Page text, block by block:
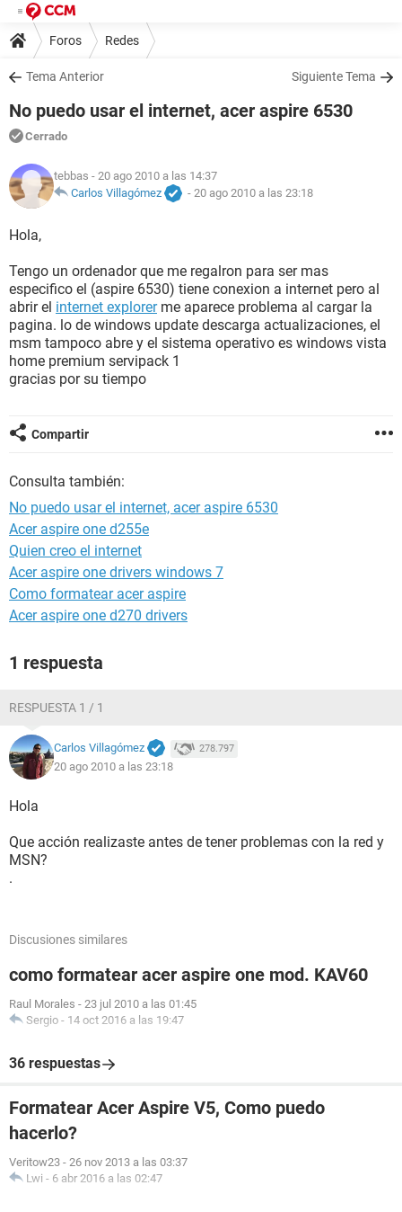
Foros Redes
Tema Anterior Siguiente Tema
No puedo usar el internet, acer aspire 6530
Cerrado
tebbas - 20 ago 2010 a las 14:37
Carlos Villagómez
- 20 ago 2010 a las 23:18
Hola,
Tengo un ordenador que me regalron para ser mas
especifico el (aspire 6530) tiene conexion a internet pero al
abrir el internet explorerme aparece problema al cargar la
pagina. lo de windows update descarga actualizaciones, el
msm tampoco abre y el sistema operativo es windows vista
home premium servipack 1
gracias por su tiempo
Compartir
Consulta también:
No puedo usar el internet, acer aspire 6530
Acer aspire one d255e
Quien creo el internet
Acer aspire one drivers windows 7
Como formatear acer aspire
Acer aspire one d270 drivers
1 respuesta
RESPUESTA 1 / 1
Carlos Villagómez 278.797
20 ago 2010 a las 23:18
Hola
Que acción realizaste antes de tener problemas con la red y
MSN?
.
Discusiones similares
como formatear acer aspire one mod. KAV60
Raul Morales - 23 jul 2010 a las 01:45
Sergio - 14 oct 2016 a las 19:47
36 respuestas
Formatear Acer Aspire V5, Como puedo
hacerlo?
Veritow23 - 26 nov 2013 a las 03:37
Lwi - 6 abr 2016 a las 02:47